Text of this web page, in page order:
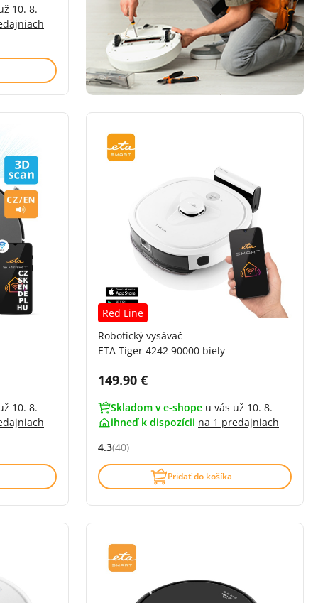
10. 8.
10. 8.
Red Line
Robotický vysávač
ETA Tiger 4242 90000 biely
Cena s DPH:
149.90 €
Skladom v e-shope u vás už 10. 8.
ihneď k dispozícii na 1 predajniach
Hodnocení: 4.3 z 5 (40 recenzí)
4.3(40)
Pridať do košíka